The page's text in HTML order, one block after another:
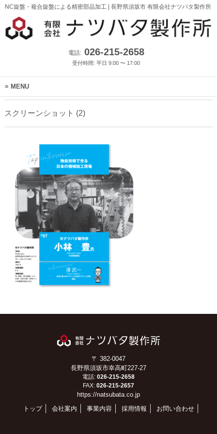
NC旋盤・複合旋盤による精密部品加工 | 長野県須坂市 有限会社ナツバタ製作所
電話: 026-215-2658
受付時間: 平日 9:00 〜 17:00
MENU
スクリーンショット (2)
〒 382-0047
長野県須坂市幸高町227-27
電話: 026-215-2658
FAX: 026-215-2657
https://natsubata.co.jp
トップ
会社案内 事業内容 採用情報 お問い合わせ